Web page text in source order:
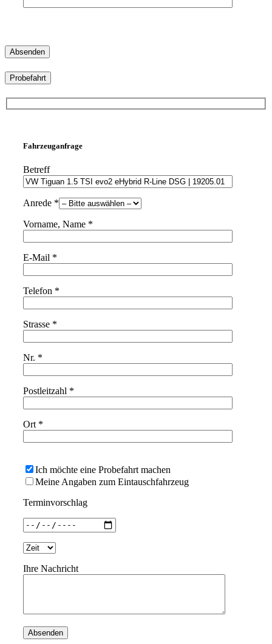
Probefahrt
Fahrzeuganfrage
Betreff
Anrede *
Vorname, Name *
E-Mail *
Telefon *
Strasse *
Nr. *
Postleitzahl *
Ort *
Ich möchte eine Probefahrt machen
Meine Angaben zum Eintauschfahrzeug
Terminvorschlag
Ihre Nachricht